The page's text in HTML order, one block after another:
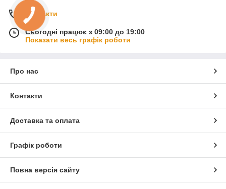
Контакти
Сьогодні працює з 09:00 до 19:00
Показати весь графік роботи
Про нас
Контакти
Доставка та оплата
Графік роботи
Повна версія сайту